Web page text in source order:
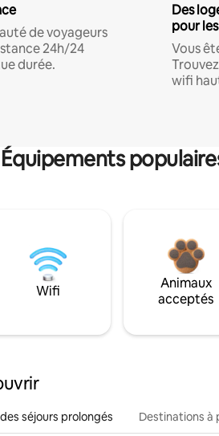
de voyageurs
24h/24
durée.
Des
pour
Vous
wifi
Équipements
Wifi
Animaux
acceptés
séjours prolongés Destinations à